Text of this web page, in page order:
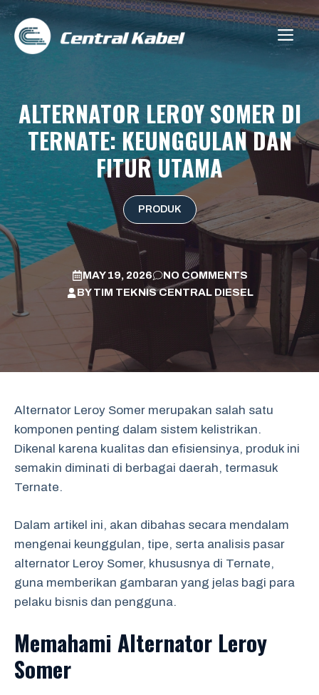
Skip
content
ALTERNATOR LEROY SOMER DI
TERNATE: KEUNGGULAN DAN
FITUR UTAMA
PRODUK
MAY 19, 2026
NO COMMENTS
BYTIM TEKNIS CENTRAL DIESEL
Alternator Leroy Somer merupakan salah satu
komponen penting dalam sistem kelistrikan.
Dikenal karena kualitas dan efisiensinya, produk ini
semakin diminati di berbagai daerah, termasuk
Ternate.
Dalam artikel ini, akan dibahas secara mendalam
mengenai keunggulan, tipe, serta analisis pasar
alternator Leroy Somer, khususnya di Ternate,
guna memberikan gambaran yang jelas bagi para
pelaku bisnis dan pengguna.
Memahami Alternator Leroy
Somer